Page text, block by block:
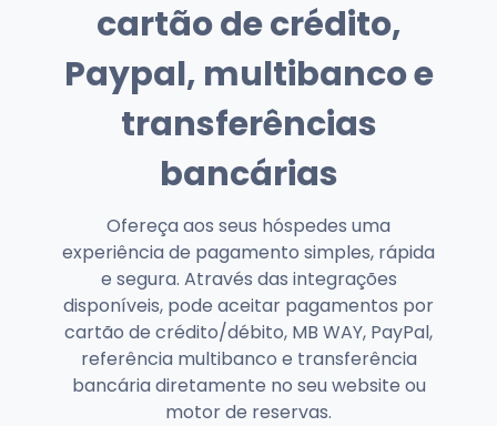
cartão de crédito,
Paypal, multibanco e
transferências
bancárias
Ofereça aos seus hóspedes uma
experiência de pagamento simples, rápida
e segura. Através das integrações
disponíveis, pode aceitar pagamentos por
cartão de crédito/débito, MB WAY, PayPal,
referência multibanco e transferência
bancária diretamente no seu website ou
motor de reservas.